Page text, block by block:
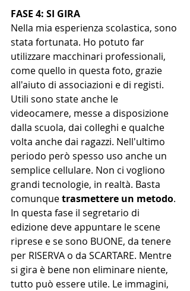
FASE 4: SI GIRA
Nella mia esperienza scolastica, sono
stata fortunata. Ho potuto far
utilizzare macchinari professionali,
come quello in questa foto, grazie
all'aiuto di associazioni e di registi.
Utili sono state anche le
videocamere, messe a disposizione
dalla scuola, dai colleghi e qualche
volta anche dai ragazzi. Nell'ultimo
periodo però spesso uso anche un
semplice cellulare. Non ci vogliono
grandi tecnologie, in realtà. Basta
comunque trasmettere un metodo.
In questa fase il segretario di
edizione deve appuntare le scene
riprese e se sono BUONE, da tenere
per RISERVA o da SCARTARE. Mentre
si gira è bene non eliminare niente,
tutto può essere utile. Le immagini,